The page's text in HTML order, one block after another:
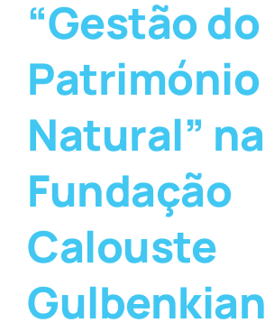
“Gestão do
Património
Natural” na
Fundação
Calouste
Gulbenkian